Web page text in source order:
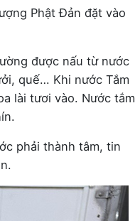
Phật Đản đặt vào
được nấu từ nước
quế… Khi nước Tắm
lài tươi vào. Nước tắm
phải thành tâm, tin